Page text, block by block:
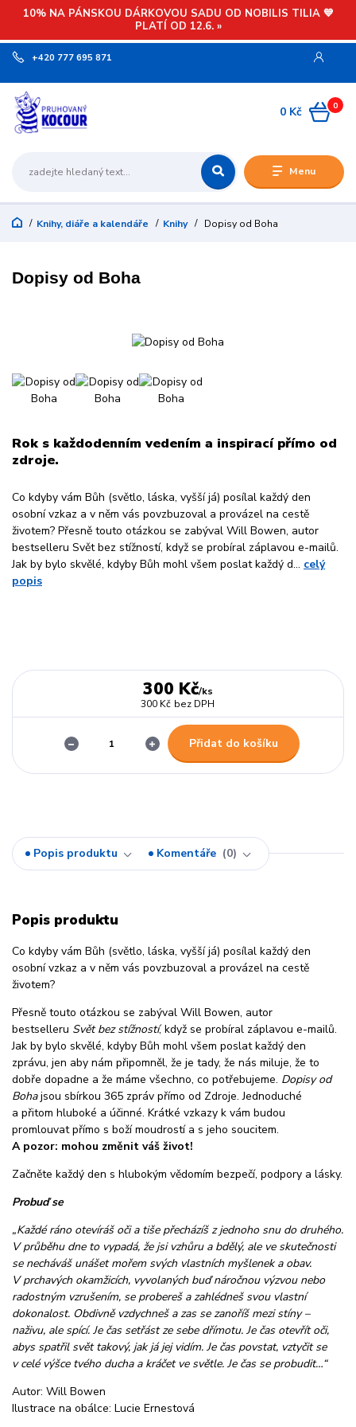
10% NA PÁNSKOU DÁRKOVOU SADU OD NOBILIS TILIA 💙
PLATÍ OD 12.6. »
Menu
+420 777 695 871
0
0 Kč
Knihy, diáře a kalendáře Knihy Dopisy od Boha
Dopisy od Boha
Rok s každodenním vedením a inspirací přímo od
zdroje.
Co kdyby vám Bůh (světlo, láska, vyšší já) posílal každý den
osobní vzkaz a v něm vás povzbuzoval a provázel na cestě
životem? Přesně touto otázkou se zabýval Will Bowen, autor
bestselleru Svět bez stížností, když se probíral záplavou e-mailů.
Jak by bylo skvělé, kdyby Bůh mohl všem poslat každý d... celý
popis
300 Kč/ks
300 Kč bez DPH
Přidat do košíku
Popis produktu Komentáře 0
Popis produktu
Co kdyby vám Bůh (světlo, láska, vyšší já) posílal každý den
osobní vzkaz a v něm vás povzbuzoval a provázel na cestě
životem?
Přesně touto otázkou se zabýval Will Bowen, autor
bestselleru Svět bez stížností, když se probíral záplavou e-mailů.
Jak by bylo skvělé, kdyby Bůh mohl všem poslat každý den
zprávu, jen aby nám připomněl, že je tady, že nás miluje, že to
dobře dopadne a že máme všechno, co potřebujeme. Dopisy od
Bohajsou sbírkou 365 zpráv přímo od Zdroje. Jednoduché
a přitom hluboké a účinné. Krátké vzkazy k vám budou
promlouvat přímo s boží moudrostí a s jeho soucitem.
A pozor: mohou změnit váš život!
Začněte každý den s hlubokým vědomím bezpečí, podpory a lásky.
Probuď se
„Každé ráno otevíráš oči a tiše přecházíš z jednoho snu do druhého.
V průběhu dne to vypadá, že jsi vzhůru a bdělý, ale ve skutečnosti
se necháváš unášet mořem svých vlastních myšlenek a obav.
V prchavých okamžicích, vyvolaných buď náročnou výzvou nebo
radostným vzrušením, se probereš a zahlédneš svou vlastní
dokonalost. Obdivně vzdychneš a zas se zanoříš mezi stíny –
naživu, ale spící. Je čas setřást ze sebe dřímotu. Je čas otevřít oči,
abys spatřil svět takový, jak já jej vidím. Je čas povstat, vztyčit se
v celé výšce tvého ducha a kráčet ve světle. Je čas se probudit…“
Autor: Will Bowen
Ilustrace na obálce: Lucie Ernestová